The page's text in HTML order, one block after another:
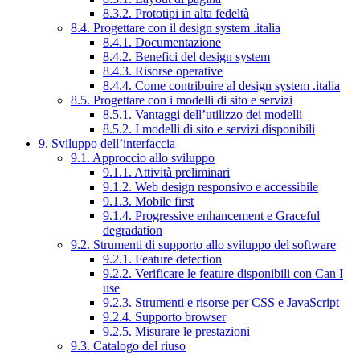
8.3.2. Prototipi in alta fedeltà
8.4. Progettare con il design system .italia
8.4.1. Documentazione
8.4.2. Benefici del design system
8.4.3. Risorse operative
8.4.4. Come contribuire al design system .italia
8.5. Progettare con i modelli di sito e servizi
8.5.1. Vantaggi dell’utilizzo dei modelli
8.5.2. I modelli di sito e servizi disponibili
9. Sviluppo dell’interfaccia
9.1. Approccio allo sviluppo
9.1.1. Attività preliminari
9.1.2. Web design responsivo e accessibile
9.1.3. Mobile first
9.1.4. Progressive enhancement e Graceful
degradation
9.2. Strumenti di supporto allo sviluppo del software
9.2.1. Feature detection
9.2.2. Verificare le feature disponibili con Can I
use
9.2.3. Strumenti e risorse per CSS e JavaScript
9.2.4. Supporto browser
9.2.5. Misurare le prestazioni
9.3. Catalogo del riuso